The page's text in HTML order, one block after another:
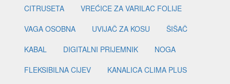
CITRUSETA
VREĆICE ZA VARILAC FOLIJE
VAGA OSOBNA
UVIJAČ ZA KOSU
ŠIŠAČ
KABAL
DIGITALNI PRIJEMNIK
NOGA
FLEKSIBILNA CIJEV
KANALICA CLIMA PLUS